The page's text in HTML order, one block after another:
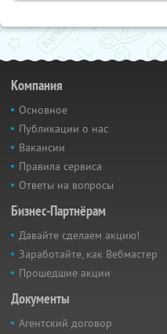
Компания
Основное
Публикации о нас
Вакансии
Правила сервиса
Ответы на вопросы
Бизнес-Партнёрам
Давайте сделаем акцию!
Заработайте, как Вебмастер
Прошедшие акции
Документы
Агентский договор